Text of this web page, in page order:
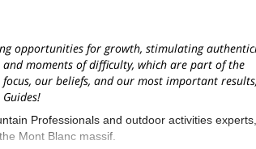
opportunities for growth, stimulating
moments of difficulty, which are part of the
our beliefs, and our most important
Professionals and outdoor activities experts,
Mont Blanc massif.